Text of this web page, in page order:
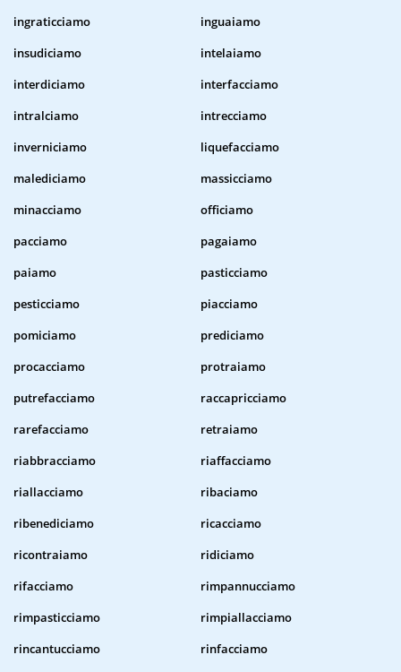
ingraticciamo
inguaiamo
insudiciamo
intelaiamo
interdiciamo
interfacciamo
intralciamo
intrecciamo
inverniciamo
liquefacciamo
malediciamo
massicciamo
minacciamo
officiamo
pacciamo
pagaiamo
paiamo
pasticciamo
pesticciamo
piacciamo
pomiciamo
prediciamo
procacciamo
protraiamo
putrefacciamo
raccapricciamo
rarefacciamo
retraiamo
riabbracciamo
riaffacciamo
riallacciamo
ribaciamo
ribenediciamo
ricacciamo
ricontraiamo
ridiciamo
rifacciamo
rimpannucciamo
rimpasticciamo
rimpiallacciamo
rincantucciamo
rinfacciamo